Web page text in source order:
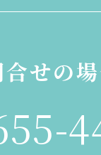
せの